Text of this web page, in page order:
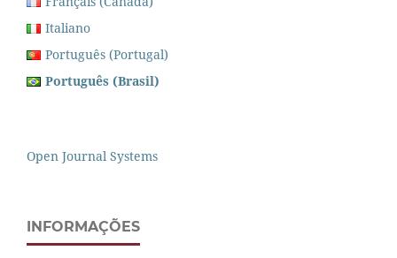
Italiano
Português (Portugal)
Português (Brasil)
Open Journal Systems
INFORMAÇÕES